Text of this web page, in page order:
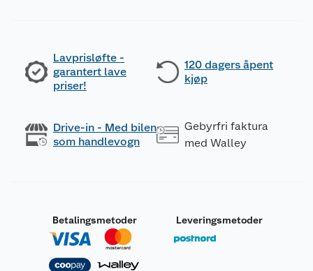
Lavprisløfte -
garantert lave
priser!
120 dagers åpent
kjøp
Drive-in - Med bilen
som handlevogn
Gebyrfri faktura
med Walley
Betalingsmetoder Leveringsmetoder